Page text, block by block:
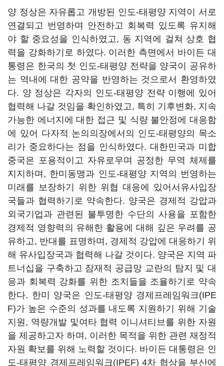
양 정상은 자유롭고 개방된 인도-태평양 지역이 서로
연결되고 번영하며 안전하고 회복력 있도록 유지해
야 할 중요성을 인식하였고, 동 지역에 걸쳐 상호 협
력을 강화하기로 하였다. 이러한 측면에서 바이든 대
통령은 한국의 첫 인도-태평양 전략을 양국이 공유하
는 역내에 대한 공약을 반영하는 것으로서 환영하였
다. 양 정상은 각자의 인도-태평양 전략 이행에 있어
협력해 나갈 것임을 확인하였고, 특히 기후변화, 지속
가능한 에너지에 대한 접근 및 식량 불안정에 대응함
에 있어 다자적 논의의장에서의 인도-태평양의 목소
리가 중요하다는 점을 인식하였다. 대한민국과 미합
중국은 포용적이고 자유로우며 공정한 무역 체제를
지지하며, 한미동맹과 인도-태평양 지역의 번영하는
미래를 보장하기 위한 위협 대응에 있어서유사입장
국들과 협력하기로 약속한다. 양국은 경제적 강압과
외국기업과 관련된 불투명한 수단의 사용을 포함한
경제적 영향력의 유해한 활용에 대해 깊은 우려를 공
유하고, 반대를 표명하며, 경제적 강압에 대응하기 위
해 유사입장국과 협력해 나갈 것이다. 양국은 지역 파
트너십을 구축하고 잠재적 공급망 교란의 탐지 및 대
응과 회복력 강화를 위한 조치들을 조율하기로 약속
한다. 한미 양국은 인도-태평양 경제프레임워크(IPE
F)가 높은 수준의 성과를 내도록 지원하기 위해 기술
지원, 역량개발 및여타 협력 이니셔티브를 위한 자원
을 제공하고자 하며, 이러한 목적을 위한 관련 재정적
자원 확보를 위해 노력할 것이다. 바이든 대통령은 인
도-태평양 경제프레임워크(IPEF) 4차 협상을 부산에